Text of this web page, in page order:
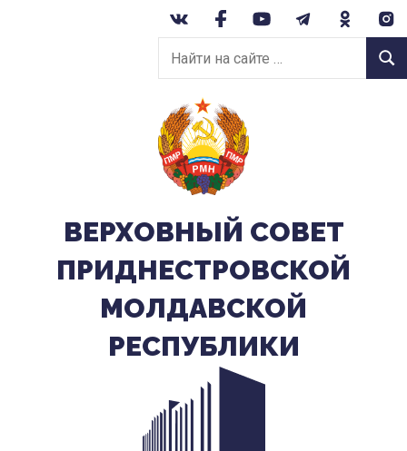
Найти
на
сайте:
ВЕРХОВНЫЙ CОВЕТ
ПРИДНЕСТРОВСКОЙ
МОЛДАВСКОЙ
РЕСПУБЛИКИ